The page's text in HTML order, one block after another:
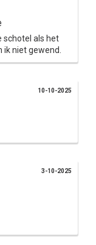
schotel als het
niet gewend.
10-10-2025
3-10-2025